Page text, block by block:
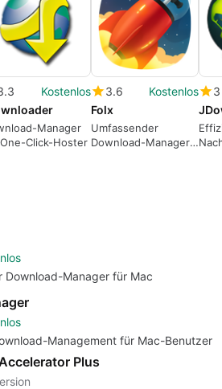
Kostenlos
Manager
Click-Hoster
3.6
Kostenlos
Folx
Umfassender
Download-Manager
3
Download-Manager für Mac
Management für Mac-Benutzer
Plus